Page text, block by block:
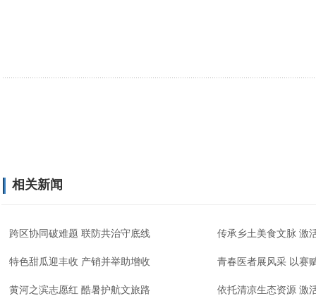
相关新闻
跨区协同破难题 联防共治守底线 传承乡土美食文脉 激
特色甜瓜迎丰收 产销并举助增收 青春医者展风采 以赛
黄河之滨志愿红 酷暑护航文旅路 依托清凉生态资源 激